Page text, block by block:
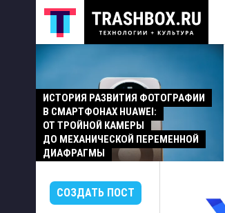
ИСТОРИЯ РАЗВИТИЯ ФОТОГРАФИИ
В СМАРТФОНАХ HUAWEI:
ОТ ТРОЙНОЙ КАМЕРЫ
ДО МЕХАНИЧЕСКОЙ ПЕРЕМЕННОЙ
ДИАФРАГМЫ
СОЗДАТЬ ПОСТ